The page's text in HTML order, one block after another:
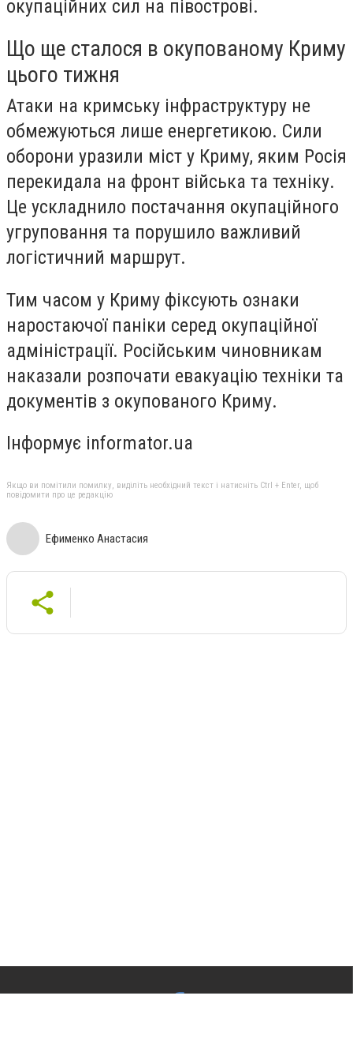
окупаційних сил на півострові.
Що ще сталося в окупованому Криму
цього тижня
Атаки на кримську інфраструктуру не
обмежуються лише енергетикою. Сили
оборони уразили міст у Криму, яким Росія
перекидала на фронт війська та техніку.
Це ускладнило постачання окупаційного
угруповання та порушило важливий
логістичний маршрут.
Тим часом у Криму фіксують ознаки
наростаючої паніки серед окупаційної
адміністрації. Російським чиновникам
наказали розпочати евакуацію техніки та
документів з окупованого Криму.
Інформує informator.ua
Якщо ви помітили помилку, виділіть необхідний текст і натисніть Ctrl + Enter, щоб
повідомити про це редакцію
Ефименко Анастасия